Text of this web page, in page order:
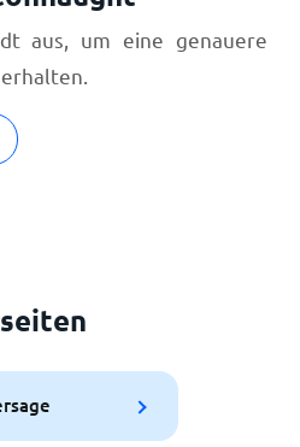
aus, um eine genauere